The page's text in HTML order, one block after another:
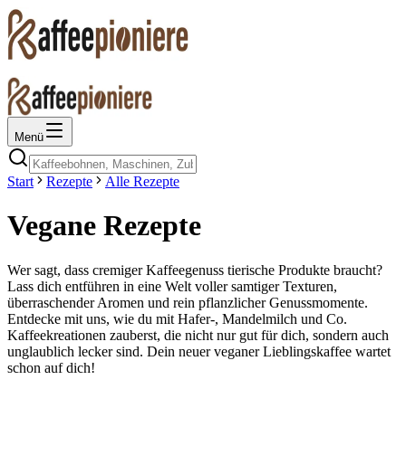
Menü
Start Rezepte Alle Rezepte
Vegane Rezepte
Wer sagt, dass cremiger Kaffeegenuss tierische Produkte braucht?
Lass dich entführen in eine Welt voller samtiger Texturen,
überraschender Aromen und rein pflanzlicher Genussmomente.
Entdecke mit uns, wie du mit Hafer-, Mandelmilch und Co.
Kaffeekreationen zauberst, die nicht nur gut für dich, sondern auch
unglaublich lecker sind. Dein neuer veganer Lieblingskaffee wartet
schon auf dich!